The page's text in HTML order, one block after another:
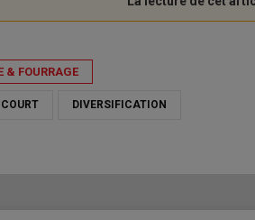
& FOURRAGE
DIVERSIFICATION